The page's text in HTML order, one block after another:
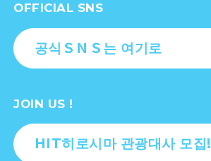
OFFICIAL SNS
공식ＳＮＳ는 여기로
JOIN US !
HIT히로시마 관광대사 모집!